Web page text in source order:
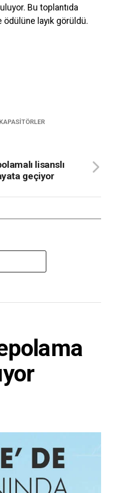
Bu toplantıda
layık görüldü.
lisanslı
geçiyor